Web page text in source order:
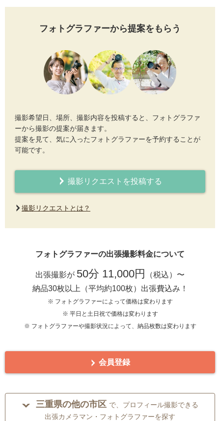
フォトグラファーから提案をもらう
撮影希望日、場所、撮影内容を投稿すると、フォトグラファ
ーから撮影の提案が届きます。
提案を見て、気に入ったフォトグラファーを予約することが
可能です。
撮影リクエストを投稿する
撮影リクエストとは？
フォトグラファーの出張撮影料金について
出張撮影が 50分 11,000円
（税込）〜
納品30枚以上（平均約100枚）出張費込み！
※ フォトグラファーによって価格は変わります
※ 平日と土日祝で価格は変わります
※ フォトグラファーや撮影状況によって、納品枚数は変わります
会員登録
三重県の他の市区 で、プロフィール撮影できる
出張カメラマン・フォトグラファーを探す